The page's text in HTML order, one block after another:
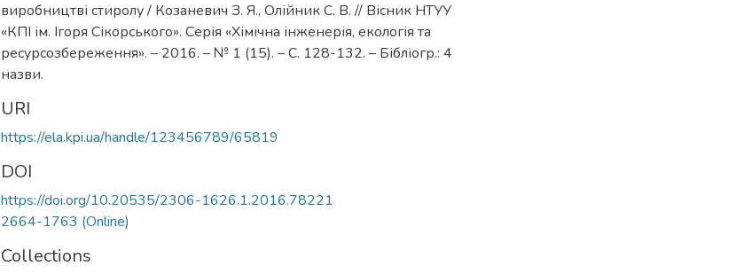
виробництві стиролу / Козаневич З. Я., Олійник С. В. // Вісник НТУУ
«КПІ ім. Ігоря Сікорського». Серія «Хімічна інженерія, екологія та
ресурсозбереження». – 2016. – № 1 (15). – С. 128-132. – Бібліогр.: 4
назви.
URI
https://ela.kpi.ua/handle/123456789/65819
DOI
https://doi.org/10.20535/2306-1626.1.2016.78221
2664-1763 (Online)
Collections